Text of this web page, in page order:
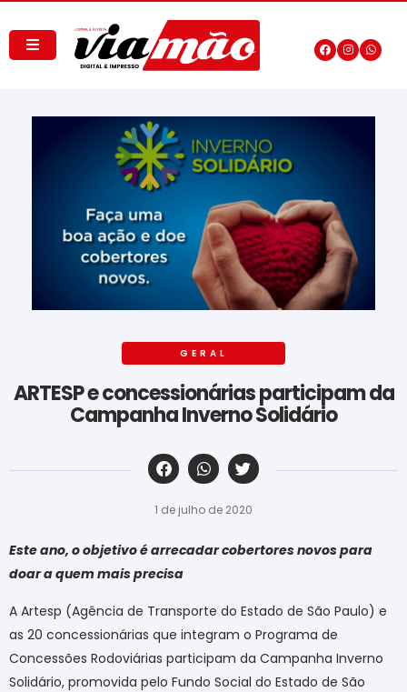
GERAL
ARTESP e concessionárias participam da
Campanha Inverno Solidário
‎ ‎ ‎ ‎ ‎ ‎ ‎ ‎ ‎ ‎ ‎ ‎ ‎ ‎ ‎ ‎ ‎ ‎ ‎ ‎ ‎ ‎ ‎ ‎ ‎ ‎ ‎ ‎ ‎ ‎ ‎
1 de julho de 2020
Este ano, o objetivo é arrecadar cobertores novos para
doar a quem mais precisa
A Artesp (Agência de Transporte do Estado de São Paulo) e
as 20 concessionárias que integram o Programa de
Concessões Rodoviárias participam da Campanha Inverno
Solidário, promovida pelo Fundo Social do Estado de São